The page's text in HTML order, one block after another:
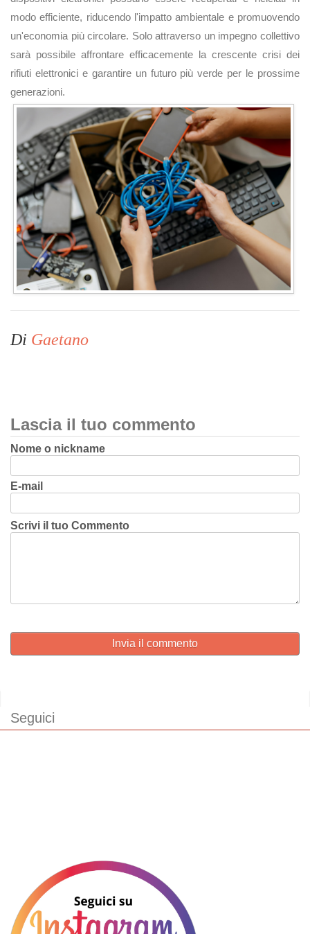
modo efficiente, riducendo l'impatto ambientale e promuovendo
un'economia più circolare. Solo attraverso un impegno collettivo
sarà possibile affrontare efficacemente la crescente crisi dei
rifiuti elettronici e garantire un futuro più verde per le prossime
generazioni.
Di Gaetano
Lascia il tuo commento
Nome o nickname
E-mail
Scrivi il tuo Commento
Invia il commento
Seguici